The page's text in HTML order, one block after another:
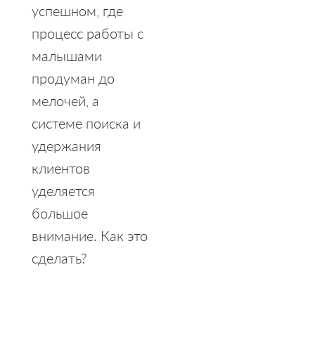
успешном, где
процесс работы с
малышами
продуман до
мелочей, а
системе поиска и
удержания
клиентов
уделяется
большое
внимание. Как это
сделать?